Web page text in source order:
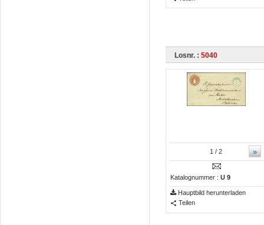
Losnr. : 5040
»
1 / 2
Katalognummer : U 9
Hauptbild herunterladen
Teilen